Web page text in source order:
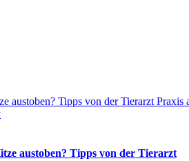
austoben? Tipps von der Tierarzt Praxis
austoben? Tipps von der Tierarzt